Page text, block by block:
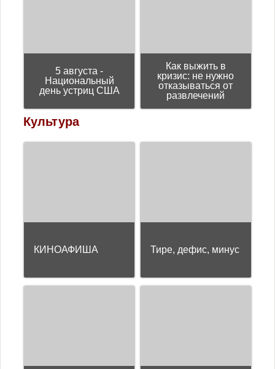
5 августа -
Национальный
день устриц США
Как выжить в
кризис: не нужно
отказываться от
развлечений
Культура
КИНОАФИША Тире, дефис, минус